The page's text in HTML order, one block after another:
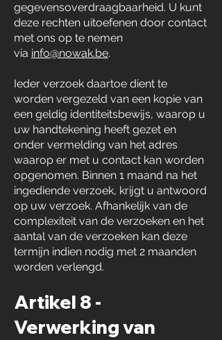
gegevensoverdraagbaarheid. U kunt
deze rechten uitoefenen door contact
met ons op te nemen
via info@nowak.be.
Ieder verzoek daartoe dient te
worden vergezeld van een kopie van
een geldig identiteitsbewijs, waarop u
uw handtekening heeft gezet en
onder vermelding van het adres
waarop er met u contact kan worden
opgenomen. Binnen 1 maand na het
ingediende verzoek, krijgt u antwoord
op uw verzoek. Afhankelijk van de
complexiteit van de verzoeken en het
aantal van de verzoeken kan deze
termijn indien nodig met 2 maanden
worden verlengd.
Artikel 8 -
Verwerking van